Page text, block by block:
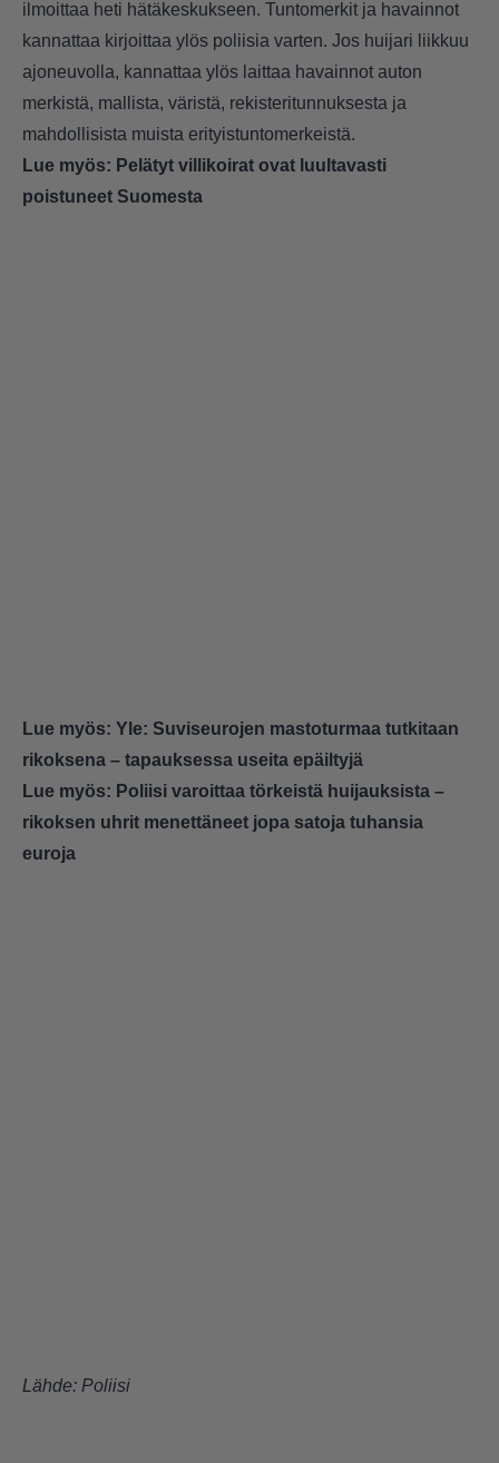
ilmoittaa heti hätäkeskukseen. Tuntomerkit ja havainnot
kannattaa kirjoittaa ylös poliisia varten. Jos huijari liikkuu
ajoneuvolla, kannattaa ylös laittaa havainnot auton
merkistä, mallista, väristä, rekisteritunnuksesta ja
mahdollisista muista erityistuntomerkeistä.
Lue myös: Pelätyt villikoirat ovat luultavasti
poistuneet Suomesta
Lue myös: Yle: Suviseurojen mastoturmaa tutkitaan
rikoksena – tapauksessa useita epäiltyjä
Lue myös: Poliisi varoittaa törkeistä huijauksista –
rikoksen uhrit menettäneet jopa satoja tuhansia
euroja
Lähde: Poliisi